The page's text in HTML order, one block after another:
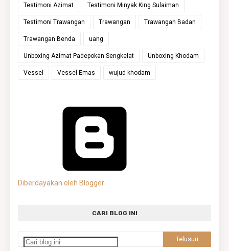
Testimoni Azimat Testimoni Minyak King Sulaiman
Testimoni Trawangan Trawangan Trawangan Badan
Trawangan Benda uang
Unboxing Azimat Padepokan Sengkelat Unboxing Khodam
Vessel Vessel Emas wujud khodam
Diberdayakan oleh Blogger
CARI BLOG INI